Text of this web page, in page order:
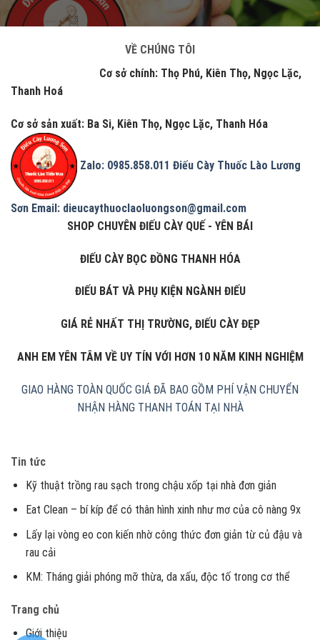
VỀ CHÚNG TÔI
Cơ sở chính: Thọ Phú, Kiên Thọ, Ngọc Lặc,
Thanh Hoá
Cơ sở sản xuất: Ba Si, Kiên Thọ, Ngọc Lặc, Thanh Hóa
Zalo: 0985.858.011 Điếu Cày Thuốc Lào Lương
Sơn Email: dieucaythuoclaoluongson@gmail.com
SHOP CHUYÊN ĐIẾU CÀY QUẾ - YÊN BÁI
ĐIẾU CÀY BỌC ĐỒNG THANH HÓA
ĐIẾU BÁT VÀ PHỤ KIỆN NGÀNH ĐIẾU
GIÁ RẺ NHẤT THỊ TRƯỜNG, ĐIẾU CÀY ĐẸP
ANH EM YÊN TÂM VỀ UY TÍN VỚI HƠN 10 NĂM KINH NGHIỆM
GIAO HÀNG TOÀN QUỐC GIÁ ĐÃ BAO GỒM PHÍ VẬN CHUYỂN
NHẬN HÀNG THANH TOÁN TẠI NHÀ
Tin tức
Kỹ thuật trồng rau sạch trong chậu xốp tại nhà đơn giản
Eat Clean – bí kíp để có thân hình xinh như mơ của cô nàng 9x
Lấy lại vòng eo con kiến nhờ công thức đơn giản từ củ đậu và
rau cải
KM: Tháng giải phóng mỡ thừa, da xấu, độc tố trong cơ thể
Trang chủ
Giới thiệu